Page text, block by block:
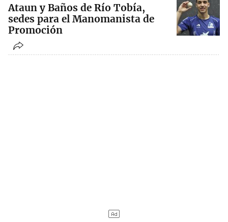
Ataun y Baños de Río Tobía,
sedes para el Manomanista de
Promoción